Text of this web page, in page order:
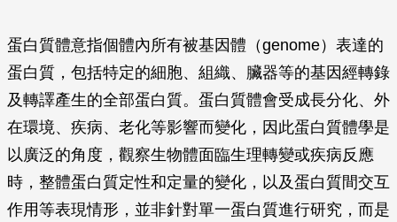
蛋白質體意指個體內所有被基因體（genome）表達的
蛋白質，包括特定的細胞、組織、臟器等的基因經轉錄
及轉譯產生的全部蛋白質。蛋白質體會受成長分化、外
在環境、疾病、老化等影響而變化，因此蛋白質體學是
以廣泛的角度，觀察生物體面臨生理轉變或疾病反應
時，整體蛋白質定性和定量的變化，以及蛋白質間交互
作用等表現情形，並非針對單一蛋白質進行研究，而是